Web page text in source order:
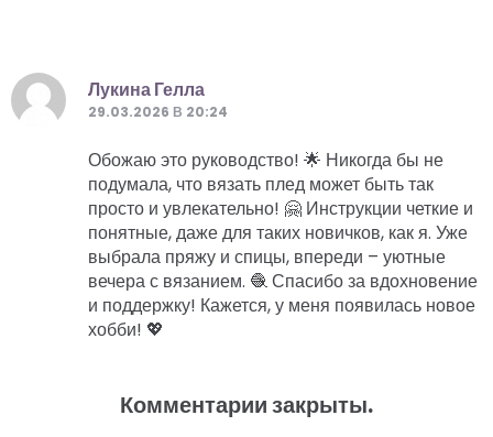
Лукина Гелла
29.03.2026 В 20:24
Обожаю это руководство! 🌟 Никогда бы не
подумала, что вязать плед может быть так
просто и увлекательно! 🤗 Инструкции четкие и
понятные, даже для таких новичков, как я. Уже
выбрала пряжу и спицы, впереди – уютные
вечера с вязанием. 🧶 Спасибо за вдохновение
и поддержку! Кажется, у меня появилась новое
хобби! 💖
Комментарии закрыты.